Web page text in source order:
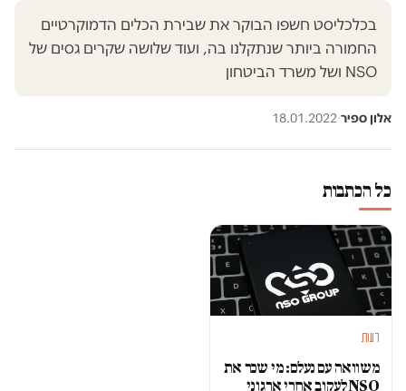
בכלכליסט חשפו הבוקר את שבירת הכלים הדמוקרטיים
החמורה ביותר שנתקלנו בה, ועוד שלושה שקרים גסים של
NSO ושל משרד הביטחון
אלון ספיר·
18.01.2022
כל הכתבות
דעות
משוואה עם נעלם: מי שכר את
NSO לעקוב אחרי ארגוני